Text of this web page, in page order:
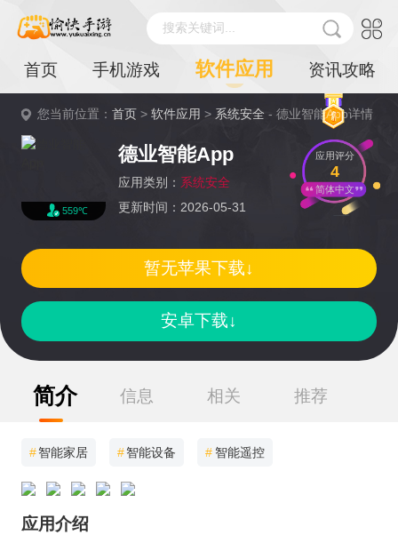
搜索关键词...
首页 手机游戏 软件应用 资讯攻略
您当前位置：首页 >软件应用 > 系统安全 - 德业智能App详情
559℃
德业智能App
应用类别： 系统安全
更新时间：2026-05-31
应用评分
4
简体中文
安卓下载↓
暂无苹果下载↓
简介 信息 相关 推荐
#智能家居 #智能设备 # 智能遥控
应用介绍